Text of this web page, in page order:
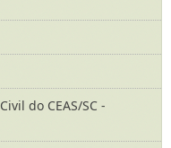
do CEAS/SC -